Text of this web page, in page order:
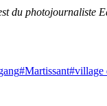
du photojournaliste
#Martissant#village